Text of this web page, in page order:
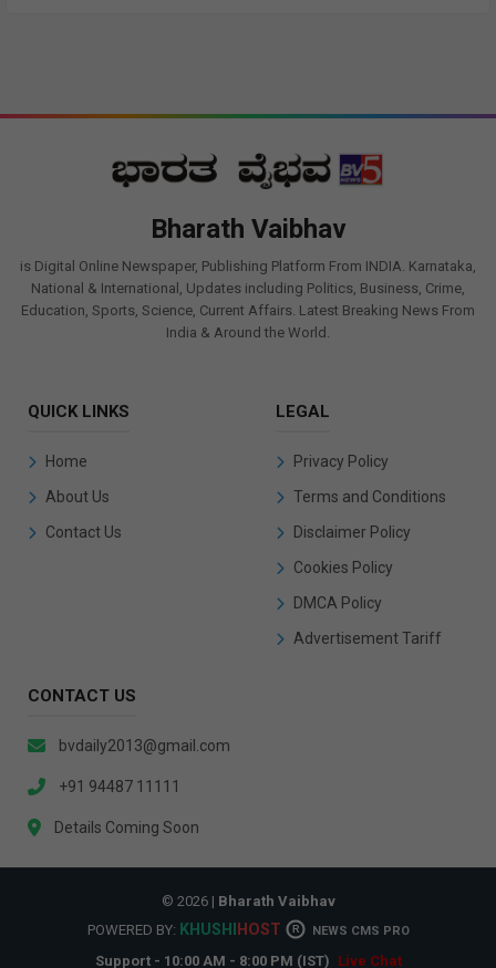
Bharath Vaibhav
is Digital Online Newspaper, Publishing Platform From INDIA. Karnataka,
National & International, Updates including Politics, Business, Crime,
Education, Sports, Science, Current Affairs. Latest Breaking News From
India & Around the World.
QUICK LINKS
Home
About Us
Contact Us
LEGAL
Privacy Policy
Terms and Conditions
Disclaimer Policy
Cookies Policy
DMCA Policy
Advertisement Tariff
CONTACT US
bvdaily2013@gmail.com
+91 94487 11111
Details Coming Soon
© 2026 | Bharath Vaibhav
POWERED BY: KHUSHI HOST R NEWS CMS PRO
Support - 10:00 AM - 8:00 PM (IST) Live Chat